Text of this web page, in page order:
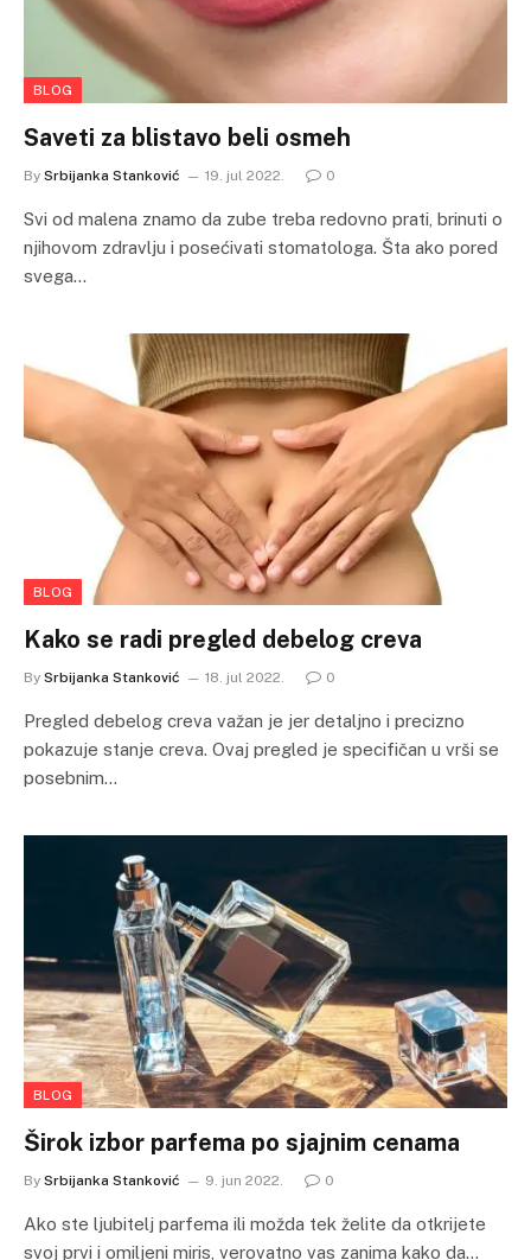
BLOG
Saveti za blistavo beli osmeh
By Srbijanka Stanković 19. jul 2022. 0
Svi od malena znamo da zube treba redovno prati, brinuti o
njihovom zdravlju i posećivati stomatologa. Šta ako pored
svega…
BLOG
Kako se radi pregled debelog creva
By Srbijanka Stanković 18. jul 2022. 0
Pregled debelog creva važan je jer detaljno i precizno
pokazuje stanje creva. Ovaj pregled je specifičan u vrši se
posebnim…
BLOG
Širok izbor parfema po sjajnim cenama
By Srbijanka Stanković 9. jun 2022. 0
Ako ste ljubitelj parfema ili možda tek želite da otkrijete
svoj prvi i omiljeni miris, verovatno vas zanima kako da…